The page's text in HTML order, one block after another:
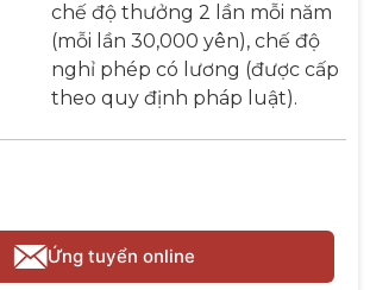
chế độ thưởng 2 lần mỗi năm
(mỗi lần 30,000 yên), chế độ
nghỉ phép có lương (được cấp
theo quy định pháp luật).
Ứng tuyển online